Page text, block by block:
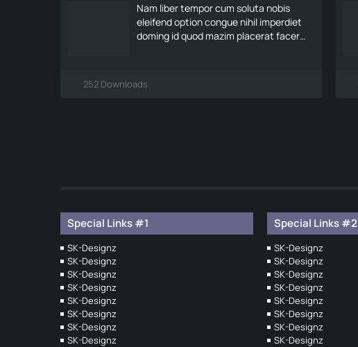
Nam liber tempor cum soluta nobis
eleifend option congue nihil imperdiet
doming id quod mazim placerat facer
252 Downloads
Special Links #1
SK-Designz
SK-Designz
SK-Designz
SK-Designz
SK-Designz
SK-Designz
SK-Designz
SK-Designz
Special Links #2
SK-Designz
SK-Designz
SK-Designz
SK-Designz
SK-Designz
SK-Designz
SK-Designz
SK-Designz